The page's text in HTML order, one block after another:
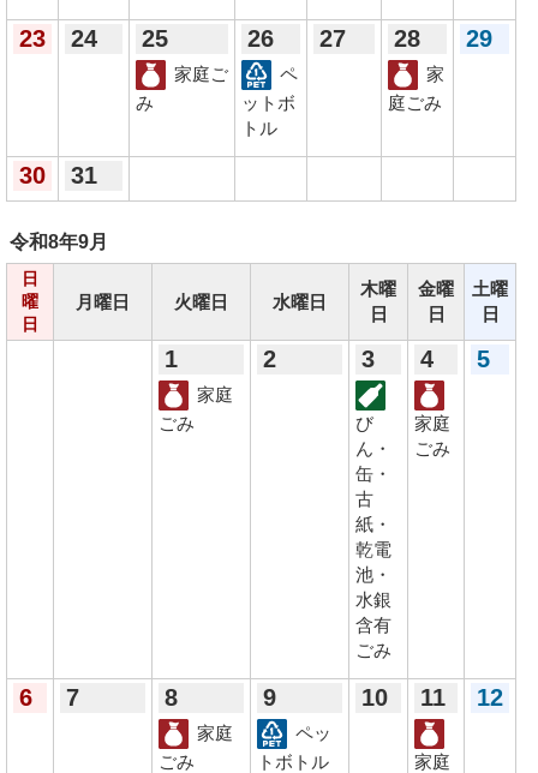
23 24 25
家庭ご
み
26
ペ
ットボ
トル
27 28
家
庭ごみ
29
30 31
令和8年9月
日
曜
日
月曜日 火曜日 水曜日
木曜
日
金曜
日
土曜
日
1
家庭
ごみ
2 3
び
ん・
缶・
古
紙・
乾電
池・
水銀
含有
ごみ
4
家庭
ごみ
5
6 7 8
家庭
ごみ
9
ペッ
トボトル
10 11
家庭
12